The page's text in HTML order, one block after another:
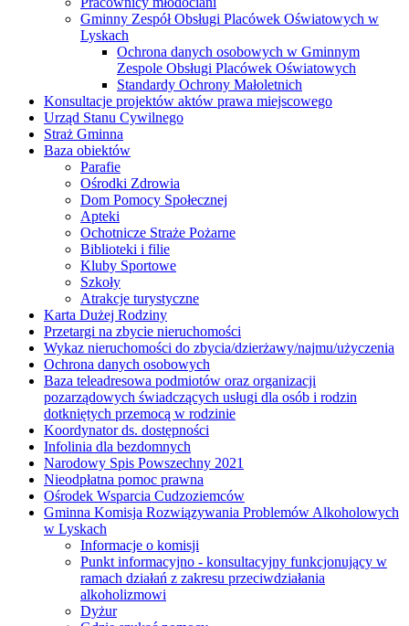
Gminny Zespół Obsługi Placówek Oświatowych w
Lyskach
Ochrona danych osobowych w Gminnym
Zespole Obsługi Placówek Oświatowych
Standardy Ochrony Małoletnich
Konsultacje projektów aktów prawa miejscowego
Urząd Stanu Cywilnego
Straż Gminna
Baza obiektów
Parafie
Ośrodki Zdrowia
Dom Pomocy Społecznej
Apteki
Ochotnicze Straże Pożarne
Biblioteki i filie
Kluby Sportowe
Szkoły
Atrakcje turystyczne
Karta Dużej Rodziny
Przetargi na zbycie nieruchomości
Wykaz nieruchomości do zbycia/dzierżawy/najmu/użyczenia
Ochrona danych osobowych
Baza teleadresowa podmiotów oraz organizacji
pozarządowych świadczących usługi dla osób i rodzin
dotkniętych przemocą w rodzinie
Koordynator ds. dostępności
Infolinia dla bezdomnych
Narodowy Spis Powszechny 2021
Nieodpłatna pomoc prawna
Ośrodek Wsparcia Cudzoziemców
Gminna Komisja Rozwiązywania Problemów Alkoholowych
w Lyskach
Informacje o komisji
Punkt informacyjno - konsultacyjny funkcjonujący w
ramach działań z zakresu przeciwdziałania
alkoholizmowi
Dyżur